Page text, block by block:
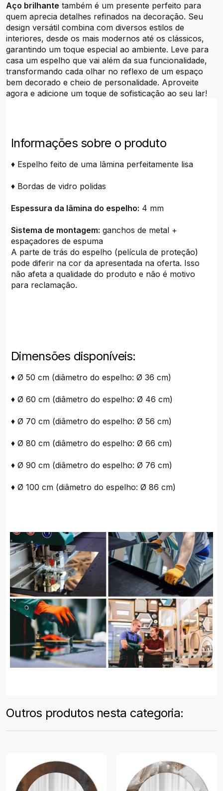
Aço brilhante também é um presente perfeito para
quem aprecia detalhes refinados na decoração. Seu
design versátil combina com diversos estilos de
interiores, desde os mais modernos até os clássicos,
garantindo um toque especial ao ambiente. Leve para
casa um espelho que vai além da sua funcionalidade,
transformando cada olhar no reflexo de um espaço
bem decorado e cheio de personalidade. Aproveite
agora e adicione um toque de sofisticação ao seu lar!
Informações sobre o produto
♦ Espelho feito de uma lâmina perfeitamente lisa
♦ Bordas de vidro polidas
Espessura da lâmina do espelho: 4 mm
Sistema de montagem: ganchos de metal +
espaçadores de espuma
A parte de trás do espelho (película de proteção)
pode diferir na cor da apresentada na oferta. Isso
não afeta a qualidade do produto e não é motivo
para reclamação.
Dimensões disponíveis:
♦ Ø 50 cm (diâmetro do espelho: Ø 36 cm)
♦ Ø 60 cm (diâmetro do espelho: Ø 46 cm)
♦ Ø 70 cm (diâmetro do espelho: Ø 56 cm)
♦ Ø 80 cm (diâmetro do espelho: Ø 66 cm)
♦ Ø 90 cm (diâmetro do espelho: Ø 76 cm)
♦ Ø 100 cm (diâmetro do espelho: Ø 86 cm)
Outros produtos nesta categoria: